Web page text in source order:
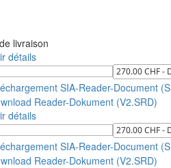
livraison
détails
SIA-Reader-Document
Reader-Dokument (V2.SRD)
détails
SIA-Reader-Document
Reader-Dokument (V2.SRD)